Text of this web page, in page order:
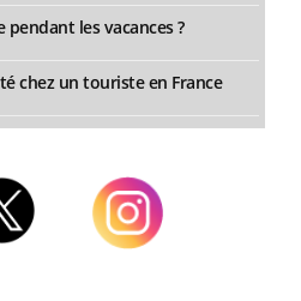
les vacances ?
chez un touriste en France